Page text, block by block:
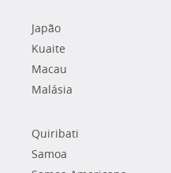
Japão
Kuaite
Macau
Malásia
Quiribati
Samoa